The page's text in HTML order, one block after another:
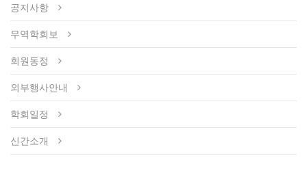
공지사항
무역학회보
회원동정
외부행사안내
학회일정
신간소개